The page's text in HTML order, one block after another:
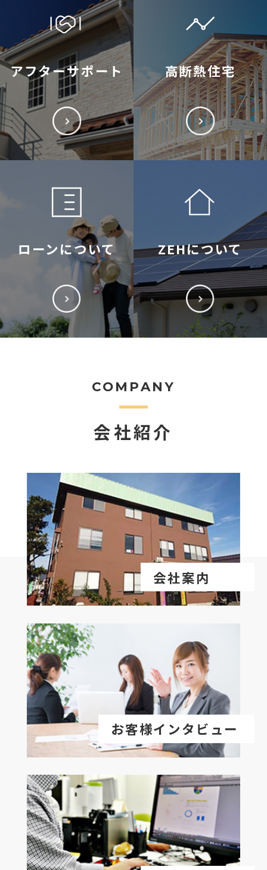
アフターサポート 高断熱住宅
ローンについて ZEHについて
COMPANY
会社紹介
会社案内
お客様インタビュー